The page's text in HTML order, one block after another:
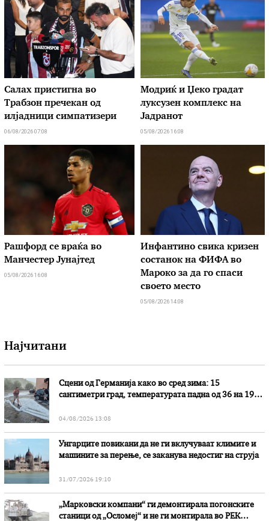
Салах пристигна во
Трабзон пречекан од
илјадници симпатизери
06/08/2026 07:08
Модриќ и Џеко градат
луксузен комплекс на
Јадранот
05/08/2026 16:08
Рашфорд се враќа во
Манчестер Јунајтед
05/08/2026 16:08
Инфантино свика кризен
состанок на ФИФА во
Мароко за да го спаси
своето место
05/08/2026 14:08
Најчитани
Сцени од Германија како во сред зима: 15
сантиметри град, температурата падна од 36 на 19
04/08/2026 13:08
Унгарците повикани да не ги вклучуваат климите и
машините за перење, се заканува недостиг на струја
31/07/2026 19:10
„Марковски компани“ ги демонтирала погонските
станици од „Осломеј“ и не ги монтирала во РЕК